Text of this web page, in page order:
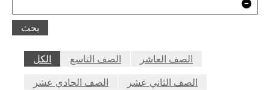
بحث
الكل الصف التاسع
الصف العاشر
الصف الحادي عشر
الصف الثاني عشر